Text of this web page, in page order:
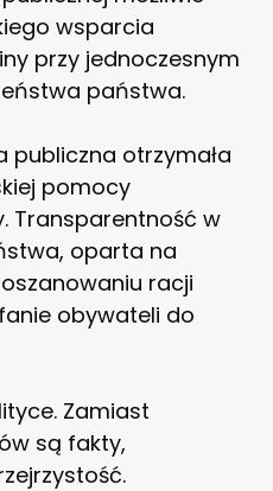
wsparcia
przy jednoczesnym
państwa.
publiczna otrzymała
pomocy
Transparentność w
oparta na
racji
obywateli do
Zamiast
są fakty,